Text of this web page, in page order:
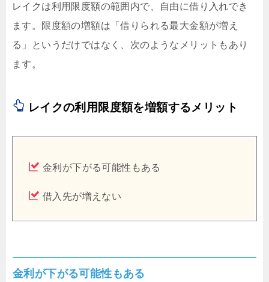
レイクは利用限度額の範囲内で、自由に借り入れでき
ます。限度額の増額は「借りられる最大金額が増え
る」というだけではなく、次のようなメリットもあり
ます。
レイクの利用限度額を増額するメリット
金利が下がる可能性もある
借入先が増えない
金利が下がる可能性もある